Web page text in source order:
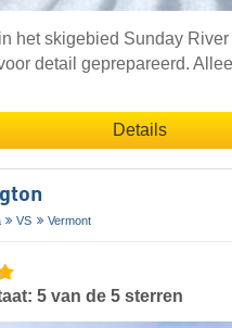
het skigebied Sunday River
detail geprepareerd.
Details
VS Vermont
5 van de 5 sterren